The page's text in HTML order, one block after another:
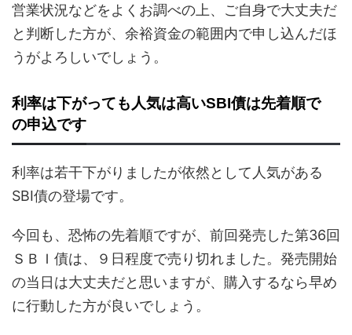
営業状況などをよくお調べの上、ご自身で大丈夫だ
と判断した方が、余裕資金の範囲内で申し込んだほ
うがよろしいでしょう。
利率は下がっても人気は高いSBI債は先着順で
の申込です
利率は若干下がりましたが依然として人気がある
SBI債の登場です。
今回も、恐怖の先着順ですが、前回発売した第36回
ＳＢＩ債は、９日程度で売り切れました。発売開始
の当日は大丈夫だと思いますが、購入するなら早め
に行動した方が良いでしょう。